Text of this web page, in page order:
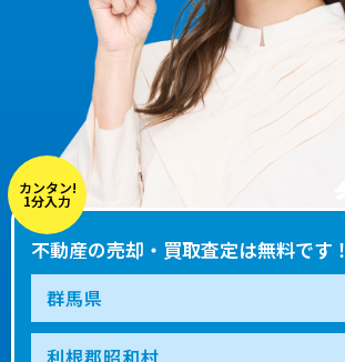
カンタン!
1分入力
不動産の売却・買取査定は無料です！